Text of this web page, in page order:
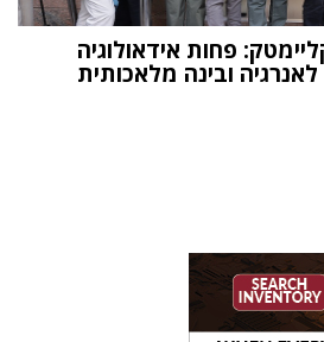
פחות אידאולוגיה
ובינה מלאכותית